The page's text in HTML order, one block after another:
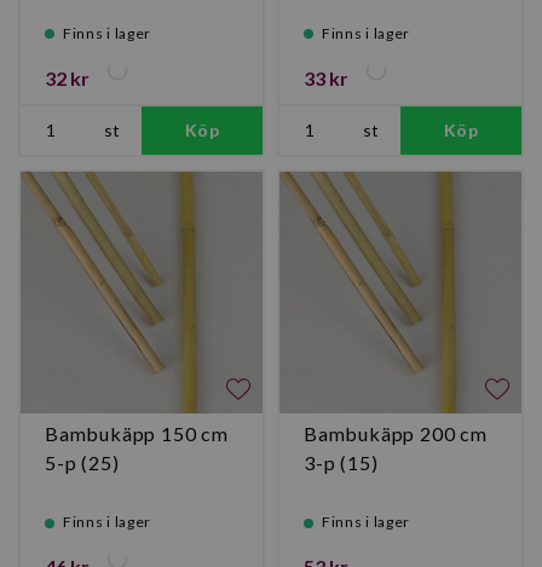
Finns i lager
32 kr
st Köp
Finns i lager
33 kr
st Köp
Bambukäpp 150 cm
5-p (25)
Finns i lager
Bambukäpp 200 cm
3-p (15)
Finns i lager